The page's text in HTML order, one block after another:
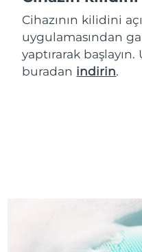
Cihazının kilidini
uygulamasından
yaptırarak başlayın.
buradan indirin.